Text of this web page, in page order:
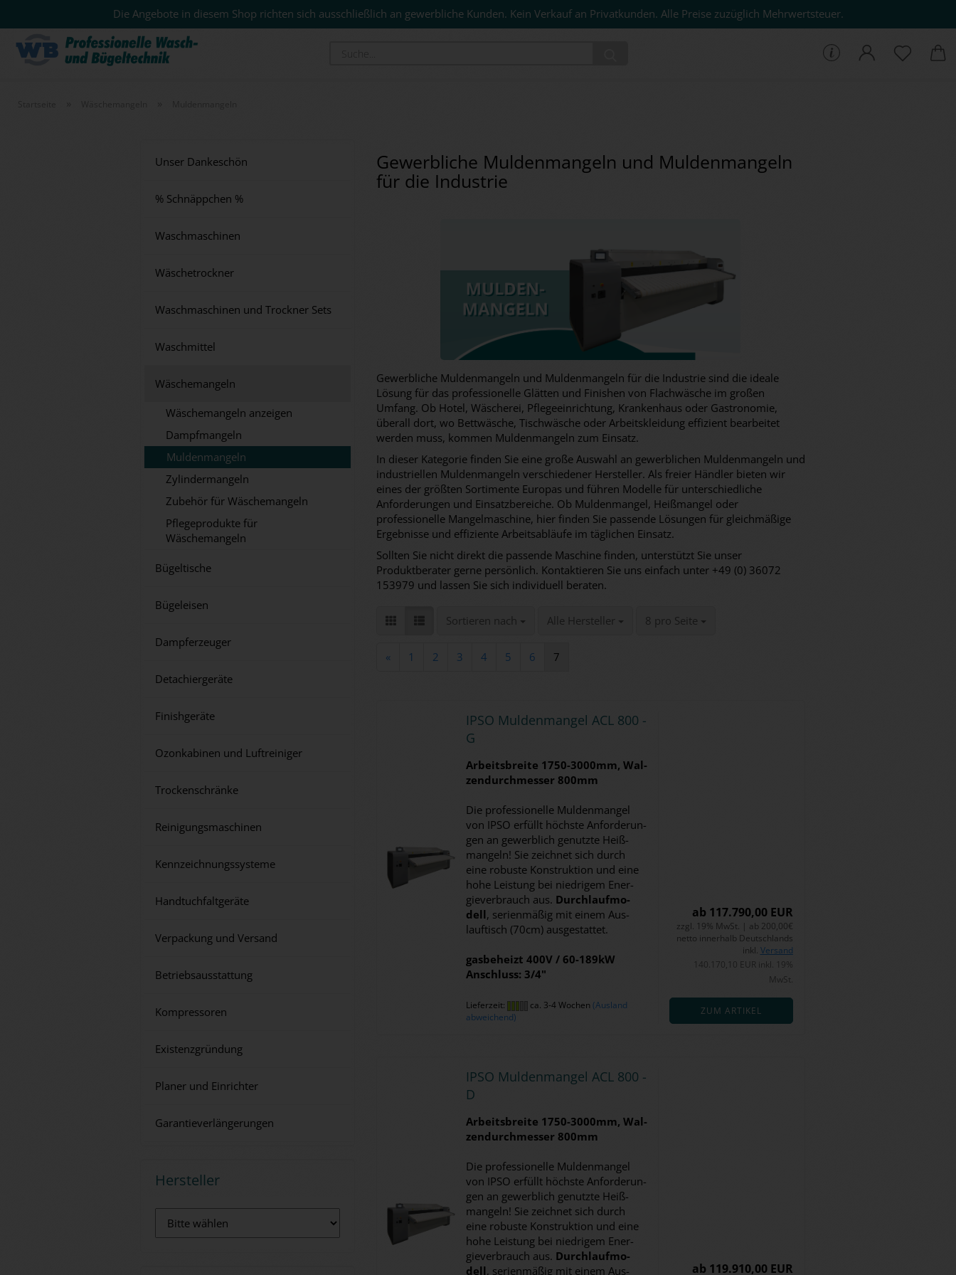
Die Angebote in diesem Shop richten sich ausschließlich an gewerbliche Kunden. Kein Verkauf an Privatkunden. Alle Preise zuzüglich Mehrwertsteuer.
Gewerbliche Muldenmangeln und Muldenmangeln
für die Industrie
Gewerbliche Muldenmangeln und Muldenmangeln für die Industrie sind die ideale
Lösung für das professionelle Glätten und Finishen von Flachwäsche im großen
Umfang. Ob Hotel, Wäscherei, Pflegeeinrichtung, Krankenhaus oder Gastronomie,
überall dort, wo Bettwäsche, Tischwäsche oder Arbeitskleidung effizient bearbeitet
werden muss, kommen Muldenmangeln zum Einsatz.
In dieser Kategorie finden Sie eine große Auswahl an gewerblichen Muldenmangeln und
industriellen Muldenmangeln verschiedener Hersteller. Als freier Händler bieten wir
eines der größten Sortimente Europas und führen Modelle für unterschiedliche
Anforderungen und Einsatzbereiche. Ob Muldenmangel, Heißmangel oder
professionelle Mangelmaschine, hier finden Sie passende Lösungen für gleichmäßige
Ergebnisse und effiziente Arbeitsabläufe im täglichen Einsatz.
Sollten Sie nicht direkt die passende Maschine finden, unterstützt Sie unser
Produktberater gerne persönlich. Kontaktieren Sie uns einfach unter +49 (0) 36072
153979 und lassen Sie sich individuell beraten.
Sortieren nach
Sortieren nach Alle Hersteller
pro Seite 8 pro Seite
pro Seite
« 1 2 3 4 5 6 7
IPSO Mul­den­man­gel ACL 800 -
G
Ar­beits­brei­te 1750-​3000mm, Wal­
zen­durch­mes­ser 800mm
Die pro­fes­sio­nel­le Mul­den­man­gel
von IPSO er­füllt höchs­te An­for­de­run­
gen an ge­werb­lich ge­nutz­te Heiß­
man­geln! Sie zeich­net sich durch
eine ro­bus­te Kon­struk­ti­on und eine
hohe Leis­tung bei nied­ri­gem En­er­
gie­ver­brauch aus. Durch­lauf­mo­
dell, se­ri­en­mä­ßig mit einem Aus­
lauf­tisch (70cm) aus­ge­stat­tet.
gas­be­heizt 400V / 60-​189kW
An­schluss: 3/4"
Lieferzeit: ca. 3-4 Wochen (Ausland
abweichend)
ab 117.790,00 EUR
zzgl. 19% MwSt. | ab 200,00€
netto innerhalb Deutschlands
inkl. Versand
140.170,10 EUR inkl. 19%
MwSt.
ZUM ARTIKEL
IPSO Mul­den­man­gel ACL 800 -
D
Ar­beits­brei­te 1750-​3000mm, Wal­
zen­durch­mes­ser 800mm
Die pro­fes­sio­nel­le Mul­den­man­gel
von IPSO er­füllt höchs­te An­for­de­run­
gen an ge­werb­lich ge­nutz­te Heiß­
man­geln! Sie zeich­net sich durch
eine ro­bus­te Kon­struk­ti­on und eine
hohe Leis­tung bei nied­ri­gem En­er­
gie­ver­brauch aus. Durch­lauf­mo­
dell, se­ri­en­mä­ßig mit einem Aus­
ab 119.910,00 EUR
Unser Dankeschön
% Schnäppchen %
Waschmaschinen
Wäschetrockner
Waschmaschinen und Trockner Sets
Waschmittel
Wäschemangeln
Wäschemangeln anzeigen
Dampfmangeln
Muldenmangeln
Zylindermangeln
Zubehör für Wäschemangeln
Pflegeprodukte für
Wäschemangeln
Bügeltische
Bügeleisen
Dampferzeuger
Detachiergeräte
Finishgeräte
Ozonkabinen und Luftreiniger
Trockenschränke
Reinigungsmaschinen
Kennzeichnungssysteme
Handtuchfaltgeräte
Verpackung und Versand
Betriebsausstattung
Kompressoren
Existenzgründung
Planer und Einrichter
Garantieverlängerungen
Hersteller